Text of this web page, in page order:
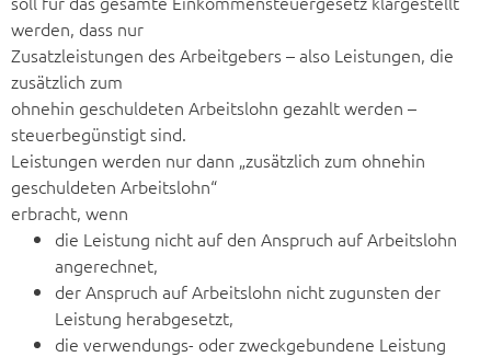
werden, dass nur
Zusatzleistungen des Arbeitgebers – also Leistungen, die
zusätzlich zum
ohnehin geschuldeten Arbeitslohn gezahlt werden –
steuerbegünstigt sind.
Leistungen werden nur dann „zusätzlich zum ohnehin
geschuldeten Arbeitslohn“
erbracht, wenn
die Leistung nicht auf den Anspruch auf Arbeitslohn
angerechnet,
der Anspruch auf Arbeitslohn nicht zugunsten der
Leistung herabgesetzt,
die verwendungs- oder zweckgebundene Leistung